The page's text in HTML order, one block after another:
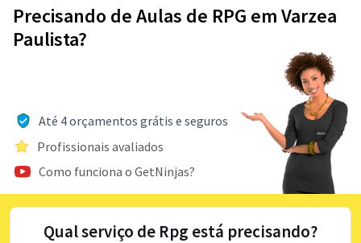
Precisando de Aulas de RPG em Varzea
Paulista?
Até 4 orçamentos grátis e seguros
Profissionais avaliados
Como funciona o GetNinjas?
Qual serviço de Rpg está precisando?